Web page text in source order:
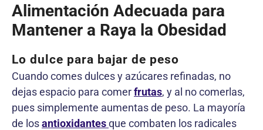
Alimentación Adecuada para
Mantener a Raya la Obesidad
Lo dulce para bajar de peso
Cuando comes dulces y azúcares refinadas, no
dejas espacio para comerfrutas, y al no comerlas,
pues simplemente aumentas de peso. La mayoría
de losantioxidantesque combaten los radicales